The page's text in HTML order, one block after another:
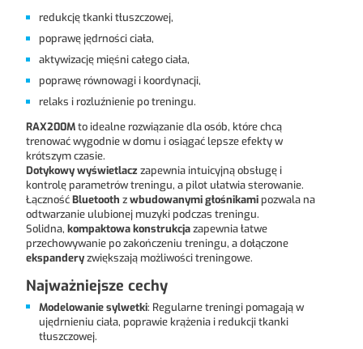
redukcję tkanki tłuszczowej,
poprawę jędrności ciała,
aktywizację mięśni całego ciała,
poprawę równowagi i koordynacji,
relaks i rozluźnienie po treningu.
RAX200Mto idealne rozwiązanie dla osób, które chcą
trenować wygodnie w domu i osiągać lepsze efekty w
krótszym czasie.
Dotykowy wyświetlacz zapewnia intuicyjną obsługę i
kontrolę parametrów treningu, a pilot ułatwia sterowanie.
ŁącznośćBluetooth zwbudowanymi głośnikami pozwala na
odtwarzanie ulubionej muzyki podczas treningu.
Solidna, kompaktowa konstrukcjazapewnia łatwe
przechowywanie po zakończeniu treningu, a dołączone
ekspanderyzwiększają możliwości treningowe.
Najważniejsze cechy
Modelowanie sylwetki: Regularne treningi pomagają w
ujędrnieniu ciała, poprawie krążenia i redukcji tkanki
tłuszczowej.